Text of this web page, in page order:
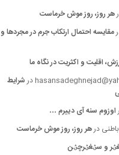
هر روز، روز موش خرماست
مقایسه احتمال ارتکاب جرم در مجردها و
اقلیت و اکثریت در نگاه ما
درشرایط
اوزوم سنه آی دییرم …
درهر روز، روز موش خرماست
و سؽغؽرچؽن